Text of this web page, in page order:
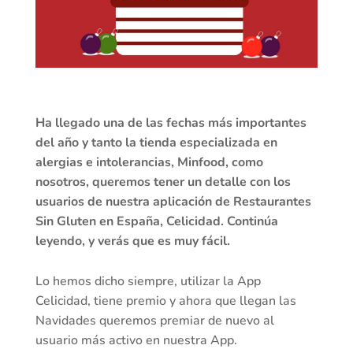
Ha llegado una de las fechas más importantes
del año y tanto la tienda especializada en
alergias e intolerancias, Minfood, como
nosotros, queremos tener un detalle con los
usuarios de nuestra aplicación de Restaurantes
Sin Gluten en España, Celicidad. Continúa
leyendo, y verás que es muy fácil.
Lo hemos dicho siempre, utilizar la App
Celicidad, tiene premio y ahora que llegan las
Navidades queremos premiar de nuevo al
usuario más activo en nuestra App.